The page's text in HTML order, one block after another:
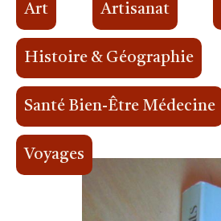
Art Artisanat
Histoire & Géographie
Santé Bien-Être Médecine
Voyages